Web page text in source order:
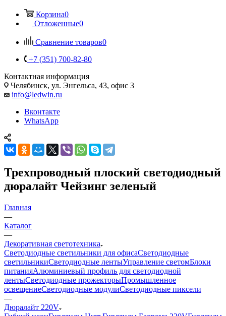
Корзина0
Отложенные0
Сравнение товаров0
+7 (351) 700-82-80
Контактная информация
Челябинск, ул. Энгельса, 43, офис 3
info@ledwin.ru
Вконтакте
WhatsApp
Трехпроводный плоский светодиодный
дюралайт Чейзинг зеленый
Главная
—
Каталог
—
Декоративная светотехника
Светодиодные светильники для офисаСветодиодные
светильникиСветодиодные лентыУправление светомБлоки
питанияАлюминиевый профиль для светодиодной
лентыСветодиодные прожекторыПромышленное
освещениеСветодиодные модулиСветодиодные пиксели
—
Дюралайт 220V